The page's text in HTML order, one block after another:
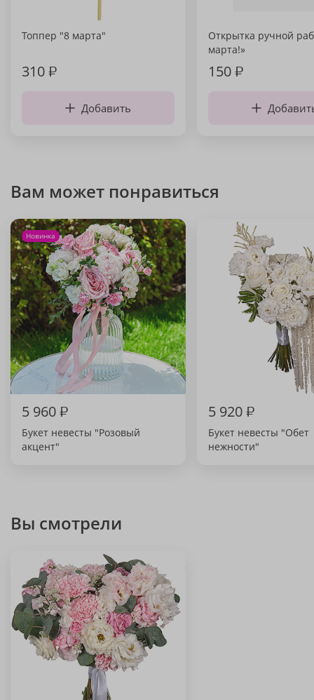
Топпер "8 марта"
310₽
Добавить
Открытка ручной
марта!»
150₽
Вам может понравиться
Новинка
5 960₽
Букет невесты "Розовый
акцент"
5 920₽
Букет невесты "Обет
нежности"
Вы смотрели